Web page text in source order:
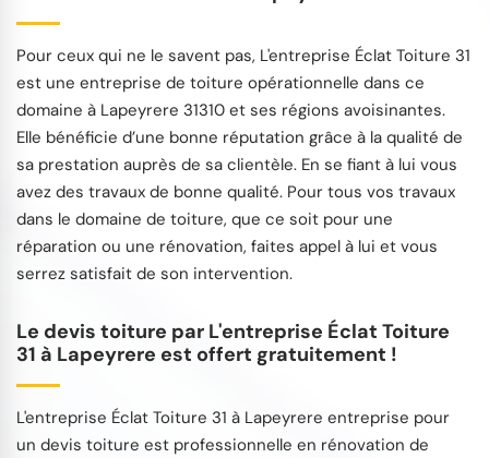
Pour ceux qui ne le savent pas, L'entreprise Éclat Toiture 31
est une entreprise de toiture opérationnelle dans ce
domaine à Lapeyrere 31310 et ses régions avoisinantes.
Elle bénéficie d’une bonne réputation grâce à la qualité de
sa prestation auprès de sa clientèle. En se fiant à lui vous
avez des travaux de bonne qualité. Pour tous vos travaux
dans le domaine de toiture, que ce soit pour une
réparation ou une rénovation, faites appel à lui et vous
serrez satisfait de son intervention.
Le devis toiture par L'entreprise Éclat Toiture
31 à Lapeyrere est offert gratuitement !
L'entreprise Éclat Toiture 31 à Lapeyrere entreprise pour
un devis toiture est professionnelle en rénovation de